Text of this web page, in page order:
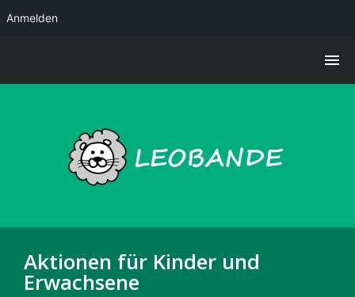
Aktionen für Kinder und
Erwachsene
Anmelden